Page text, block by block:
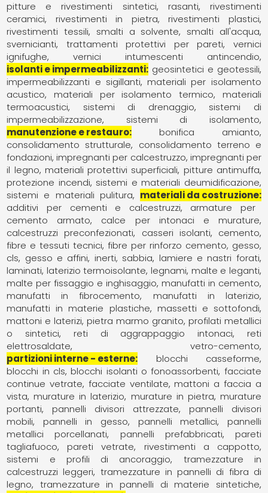
pitture e rivestimenti sintetici
rasanti
rivestimenti
ceramici
rivestimenti in pietra
rivestimenti plastici
rivestimenti tessili
smalti a solvente
smalti all'acqua
svernicianti
trattamenti protettivi per pareti
vernici
ignifughe
vernici intumescenti antincendio
isolanti e impermeabilizzanti geosintetici e geotessili
impermeabilizzanti e sigillanti materiali per isolamento
acustico
materiali per isolamento termico
materiali
termoacustici
sistemi di drenaggio
sistemi di
impermeabilizzazione
sistemi di isolamento
manutenzione e restauro
bonifica amianto
consolidamento strutturale
consolidamento terreno e
fondazioni impregnanti per calcestruzzo impregnanti per
il legno materiali protettivi superficiali pitture antimuffa
protezione incendi sistemi e materiali deumidificazione
sistemi e materiali pulitura
materiali da costruzione
additivi per cementi e calcestruzzi
armature per
cemento armato
calce per intonaci e murature
calcestruzzi preconfezionati
casseri isolanti
cemento
fibre e tessuti tecnici fibre per rinforzo cemento, gesso,
cls gesso e affini inerti, sabbia lamiere e nastri forati
laminati laterizio termoisolante legnami malte e leganti
malte per fissaggio e inghisaggio manufatti in cemento
manufatti in fibrocemento
manufatti in laterizio
manufatti in materie plastiche
massetti e sottofondi
mattoni e laterizi pietra marmo granito profilati metallici
o sintetici
reti di aggrappaggio intonaci
reti
elettrosaldate
vetro-cemento
partizioni interne - esterne
blocchi casseforme
blocchi in cls blocchi isolanti o fonoassorbenti facciate
continue vetrate facciate ventilate mattoni a faccia a
vista murature in laterizio murature in pietra murature
portanti
pannelli divisori attrezzate
pannelli divisori
mobili
pannelli in gesso pannelli metallici
pannelli
metallici porcellanati
pannelli prefabbricati
pareti
tagliafuoco
pareti vetrate
rivestimenti a cappotto
sistemi e profili di ancoraggio
tramezzature in
calcestruzzi leggeri tramezzature in pannelli di fibra di
legno
tramezzature in pannelli di materie sintetiche